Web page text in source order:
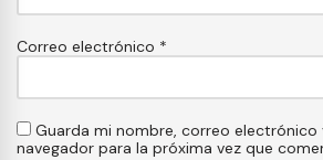
Correo electrónico *
Guarda mi nombre, correo electrónico
navegador para la próxima vez que